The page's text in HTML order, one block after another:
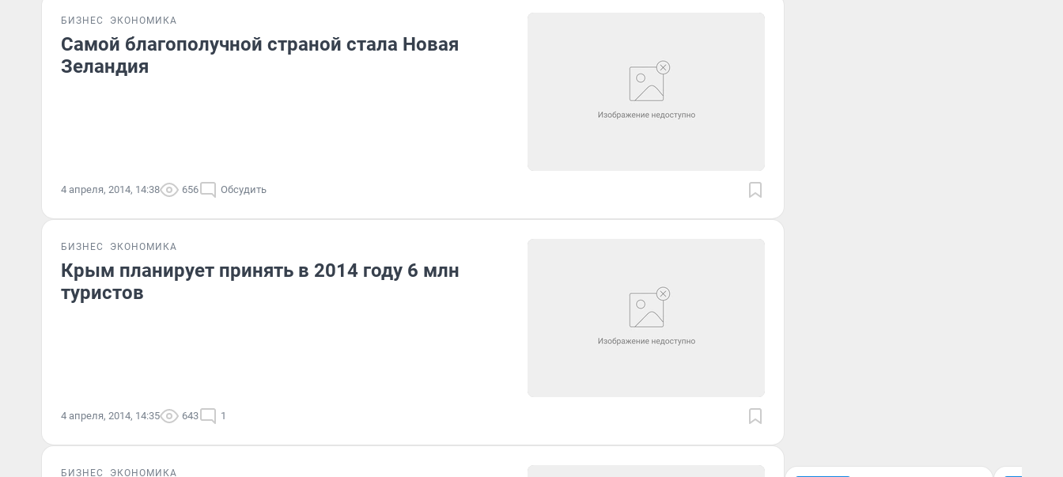
БИЗНЕС ЭКОНОМИКА
Самой благополучной страной стала Новая
Зеландия
4 апреля, 2014, 14:38 656 Обсудить
БИЗНЕС ЭКОНОМИКА
Крым планирует принять в 2014 году 6 млн
туристов
4 апреля, 2014, 14:35 643 1
БИЗНЕС ЭКОНОМИКА